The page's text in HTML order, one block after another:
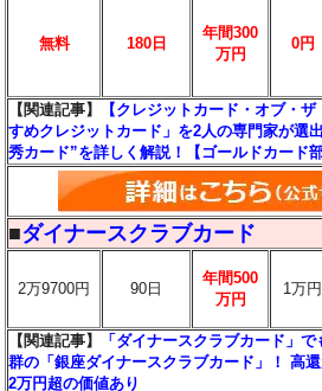
無料 180日
年間300
万円
0円
【関連記事】
【クレジットカード・オブ・
すめクレジットカード」を2人の専門家が選
秀カード”を詳しく解説！【ゴールドカード部
■ダイナースクラブカード
2万9700円 90日
年間500
万円
1万円
【関連記事】
「ダイナースクラブカード」
群の「銀座ダイナースクラブカード」！ 高
2万円超の価値あり